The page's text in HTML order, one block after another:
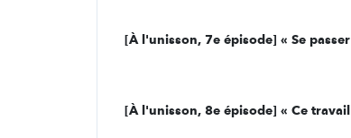
[À l'unisson, 7e épisode] « Se